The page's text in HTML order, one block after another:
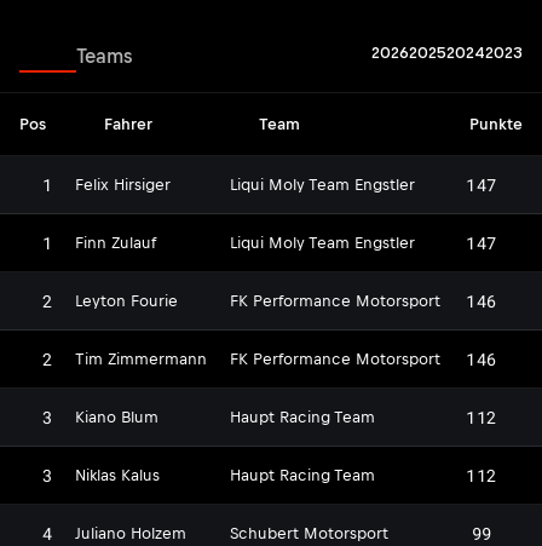
Teams 2026202520242023
Pos Fahrer Team Punkte
1 Felix Hirsiger Liqui Moly Team Engstler 147
1 Finn Zulauf Liqui Moly Team Engstler 147
2 Leyton Fourie FK Performance Motorsport 146
2 Tim Zimmermann FK Performance Motorsport 146
3 Kiano Blum Haupt Racing Team 112
3 Niklas Kalus Haupt Racing Team 112
4 Juliano Holzem Schubert Motorsport 99